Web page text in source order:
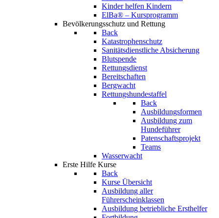
Kinder helfen Kindern
ElBa® – Kursprogramm
Bevölkerungsschutz und Rettung
Back
Katastrophenschutz
Sanitätsdienstliche Absicherung
Blutspende
Rettungsdienst
Bereitschaften
Bergwacht
Rettungshundestaffel
Back
Ausbildungsformen
Ausbildung zum
Hundeführer
Patenschaftsprojekt
Teams
Wasserwacht
Erste Hilfe Kurse
Back
Kurse Übersicht
Ausbildung aller
Führerscheinklassen
Ausbildung betriebliche Ersthelfer